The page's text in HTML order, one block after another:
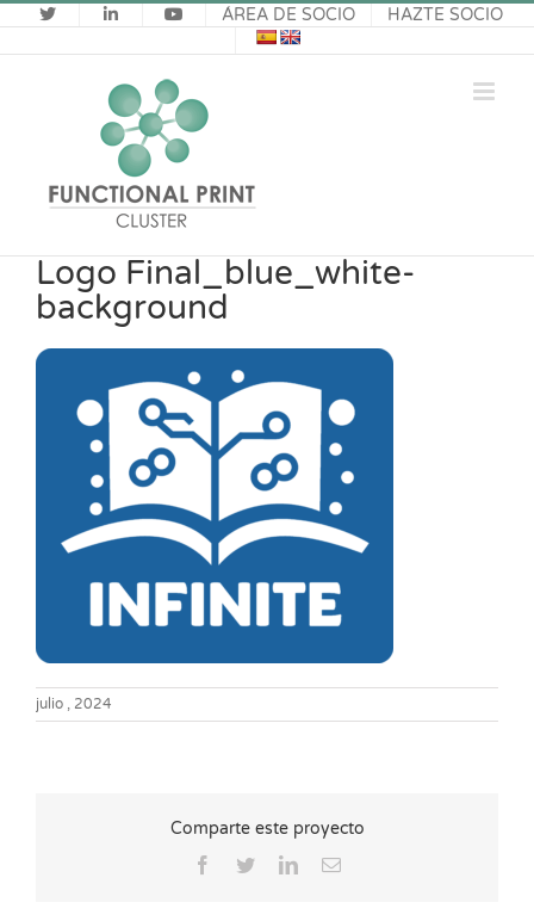
Saltar
al
contenido
ÁREA DE SOCIO HAZTE SOCIO
Logo Final_blue_white-
background
julio , 2024
Comparte este proyecto
Facebook
TwitterLinkedInCorreo